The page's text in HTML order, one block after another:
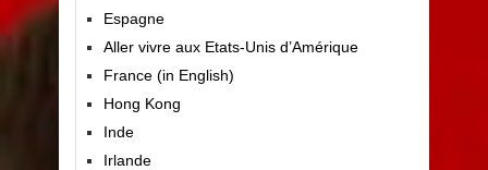
Espagne
Aller vivre aux Etats-Unis d’Amérique
France (in English)
Hong Kong
Inde
Irlande